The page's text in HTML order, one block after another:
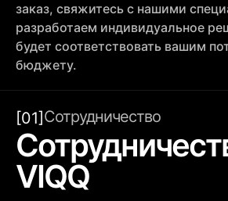
заказ, свяжитесь с нашими
разработаем индивидуальное
будет соответствовать вашим
бюджету.
[01] Сотрудничество
VIQQ